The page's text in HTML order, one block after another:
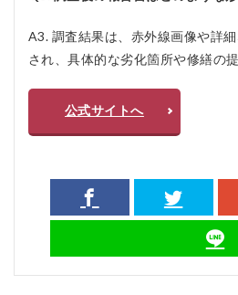
A3. 調査結果は、赤外線画像や詳
され、具体的な劣化箇所や修繕の
公式サイトへ